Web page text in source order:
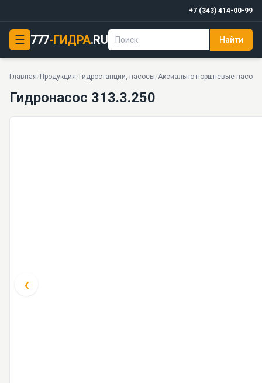
+7 (343) 414-00-99
☰ 777-ГИДРА.RU Найти
Главная/ Продукция/ Гидростанции, насосы/Аксиально-поршневые
Гидронасос 313.3.250
Гидронасос 313.3.250
‹